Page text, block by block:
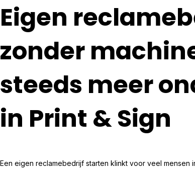
Eigen
zonder
steeds meer
in Print & Sign
Een eigen reclamebedrijf starten klinkt voor veel mensen